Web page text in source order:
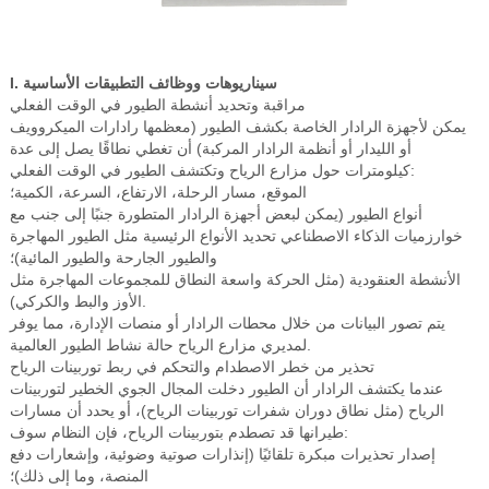
I. سيناريوهات ووظائف التطبيقات الأساسية
مراقبة وتحديد أنشطة الطيور في الوقت الفعلي
يمكن لأجهزة الرادار الخاصة بكشف الطيور (معظمها رادارات الميكروويف
أو الليدار أو أنظمة الرادار المركبة) أن تغطي نطاقًا يصل إلى عدة
كيلومترات حول مزارع الرياح وتكتشف الطيور في الوقت الفعلي:
الموقع، مسار الرحلة، الارتفاع، السرعة، الكمية؛
أنواع الطيور (يمكن لبعض أجهزة الرادار المتطورة جنبًا إلى جنب مع
خوارزميات الذكاء الاصطناعي تحديد الأنواع الرئيسية مثل الطيور المهاجرة
والطيور الجارحة والطيور المائية)؛
الأنشطة العنقودية (مثل الحركة واسعة النطاق للمجموعات المهاجرة مثل
الأوز والبط والكركي).
يتم تصور البيانات من خلال محطات الرادار أو منصات الإدارة، مما يوفر
لمديري مزارع الرياح حالة نشاط الطيور العالمية.
تحذير من خطر الاصطدام والتحكم في ربط توربينات الرياح
عندما يكتشف الرادار أن الطيور دخلت المجال الجوي الخطير لتوربينات
الرياح (مثل نطاق دوران شفرات توربينات الرياح)، أو يحدد أن مسارات
طيرانها قد تصطدم بتوربينات الرياح، فإن النظام سوف:
إصدار تحذيرات مبكرة تلقائيًا (إنذارات صوتية وضوئية، وإشعارات دفع
المنصة، وما إلى ذلك)؛